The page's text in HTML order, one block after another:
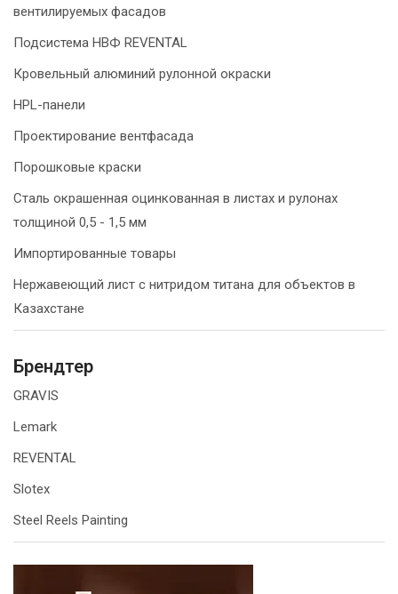
вентилируемых фасадов
Подсистема НВФ REVENTAL
Кровельный алюминий рулонной окраски
HPL-панели
Проектирование вентфасада
Порошковые краски
Сталь окрашенная оцинкованная в листах и рулонах
толщиной 0,5 - 1,5 мм
Импортированные товары
Нержавеющий лист с нитридом титана для объектов в
Казахстане
Брендтер
GRAVIS
Lemark
REVENTAL
Slotex
Steel Reels Painting